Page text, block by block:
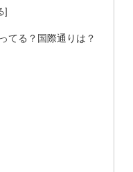
てる？国際通りは？